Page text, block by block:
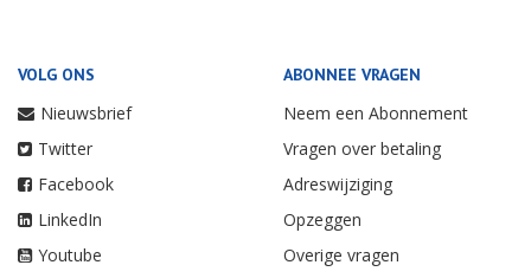
VOLG ONS
Nieuwsbrief
Twitter
Facebook
LinkedIn
Youtube
ABONNEE VRAGEN
Neem een Abonnement
Vragen over betaling
Adreswijziging
Opzeggen
Overige vragen